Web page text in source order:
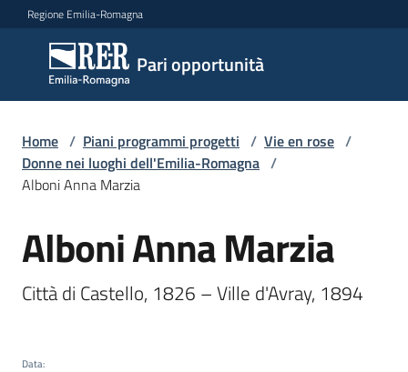
Vai al contenuto
Vai alla navigazione
Vai al footer
Regione Emilia-Romagna
Pari opportunità
Pari
opportunità
Argomenti
Novità
Servizi
Leggi
Home / Piani programmi progetti / Vie en rose /
Donne nei luoghi dell'Emilia-Romagna /
Alboni Anna Marzia
Salta al contenuto
Alboni Anna Marzia
Città di Castello, 1826 – Ville d'Avray, 1894
Data: